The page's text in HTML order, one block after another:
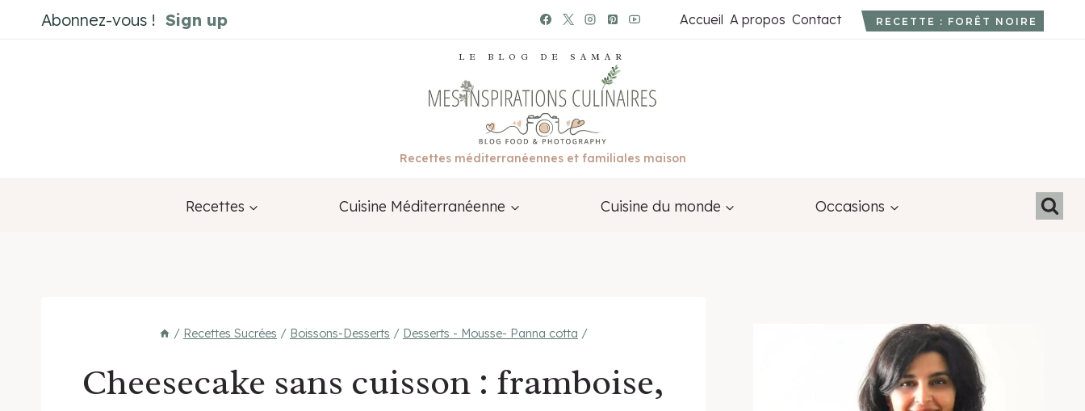
au
Abonnez-vous ! Sign up Accueil A propos Contact RECETTE : FORÊT NOIRE
LE BLOG DE SAMAR
Recettes méditerranéennes et familiales maison
Recettes Cuisine Méditerranéenne Cuisine du monde Occasions
/ Recettes Sucrées / Boissons-Desserts / Desserts - Mousse- Panna cotta /
Cheesecake sans cuisson : framboise,